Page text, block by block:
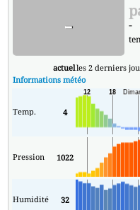
- -
actuelles 2 derniers
Informations météo
Temp. 4
Pression 1022
Humidité 32